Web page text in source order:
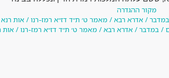
מקור ההגדרה
/ אדרא רבא / מאמר ט׳ ת״ד דז״א רמז-רנו / אות רנא
/ במדבר / אדרא רבא / מאמר ט׳ ת״ד דז״א רמז-רנו / אות